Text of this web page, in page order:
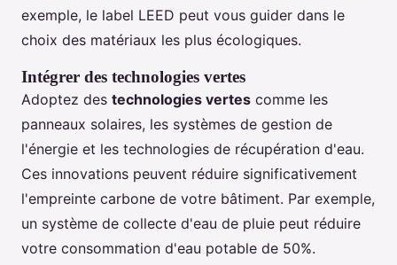
exemple, le label LEED peut vous guider dans le
choix des matériaux les plus écologiques.
Intégrer des technologies vertes
Adoptez des technologies vertes comme les
panneaux solaires, les systèmes de gestion de
l'énergie et les technologies de récupération d'eau.
Ces innovations peuvent réduire significativement
l'empreinte carbone de votre bâtiment. Par exemple,
un système de collecte d'eau de pluie peut réduire
votre consommation d'eau potable de 50%.